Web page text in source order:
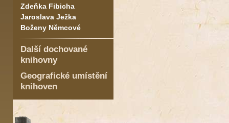
Zdeňka Fibicha
Jaroslava Ježka
Boženy Němcové
Další dochované
knihovny
Geografické umístění
knihoven